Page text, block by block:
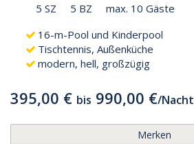
5 SZ 5 BZ max. 10 Gäste
16-m-Pool und Kinderpool
Tischtennis, Außenküche
modern, hell, großzügig
395,00 € bis 990,00 €/Nacht
Merken